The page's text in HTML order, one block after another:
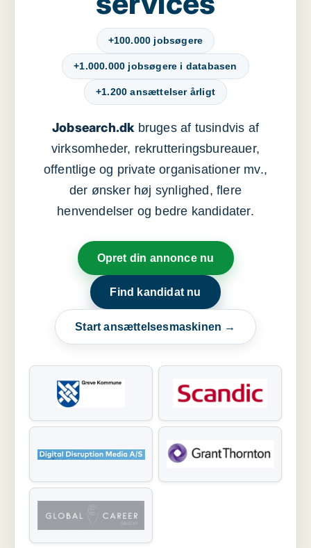
+100.000 jobsøgere
+1.000.000 jobsøgere i databasen
+1.200 ansættelser årligt
Jobsearch.dkbruges af tusindvis af
virksomheder, rekrutteringsbureauer,
offentlige og private organisationer mv.,
der ønsker høj synlighed, flere
henvendelser og bedre kandidater.
Opret din annonce nu
Find kandidat nu
Start ansættelsesmaskinen →